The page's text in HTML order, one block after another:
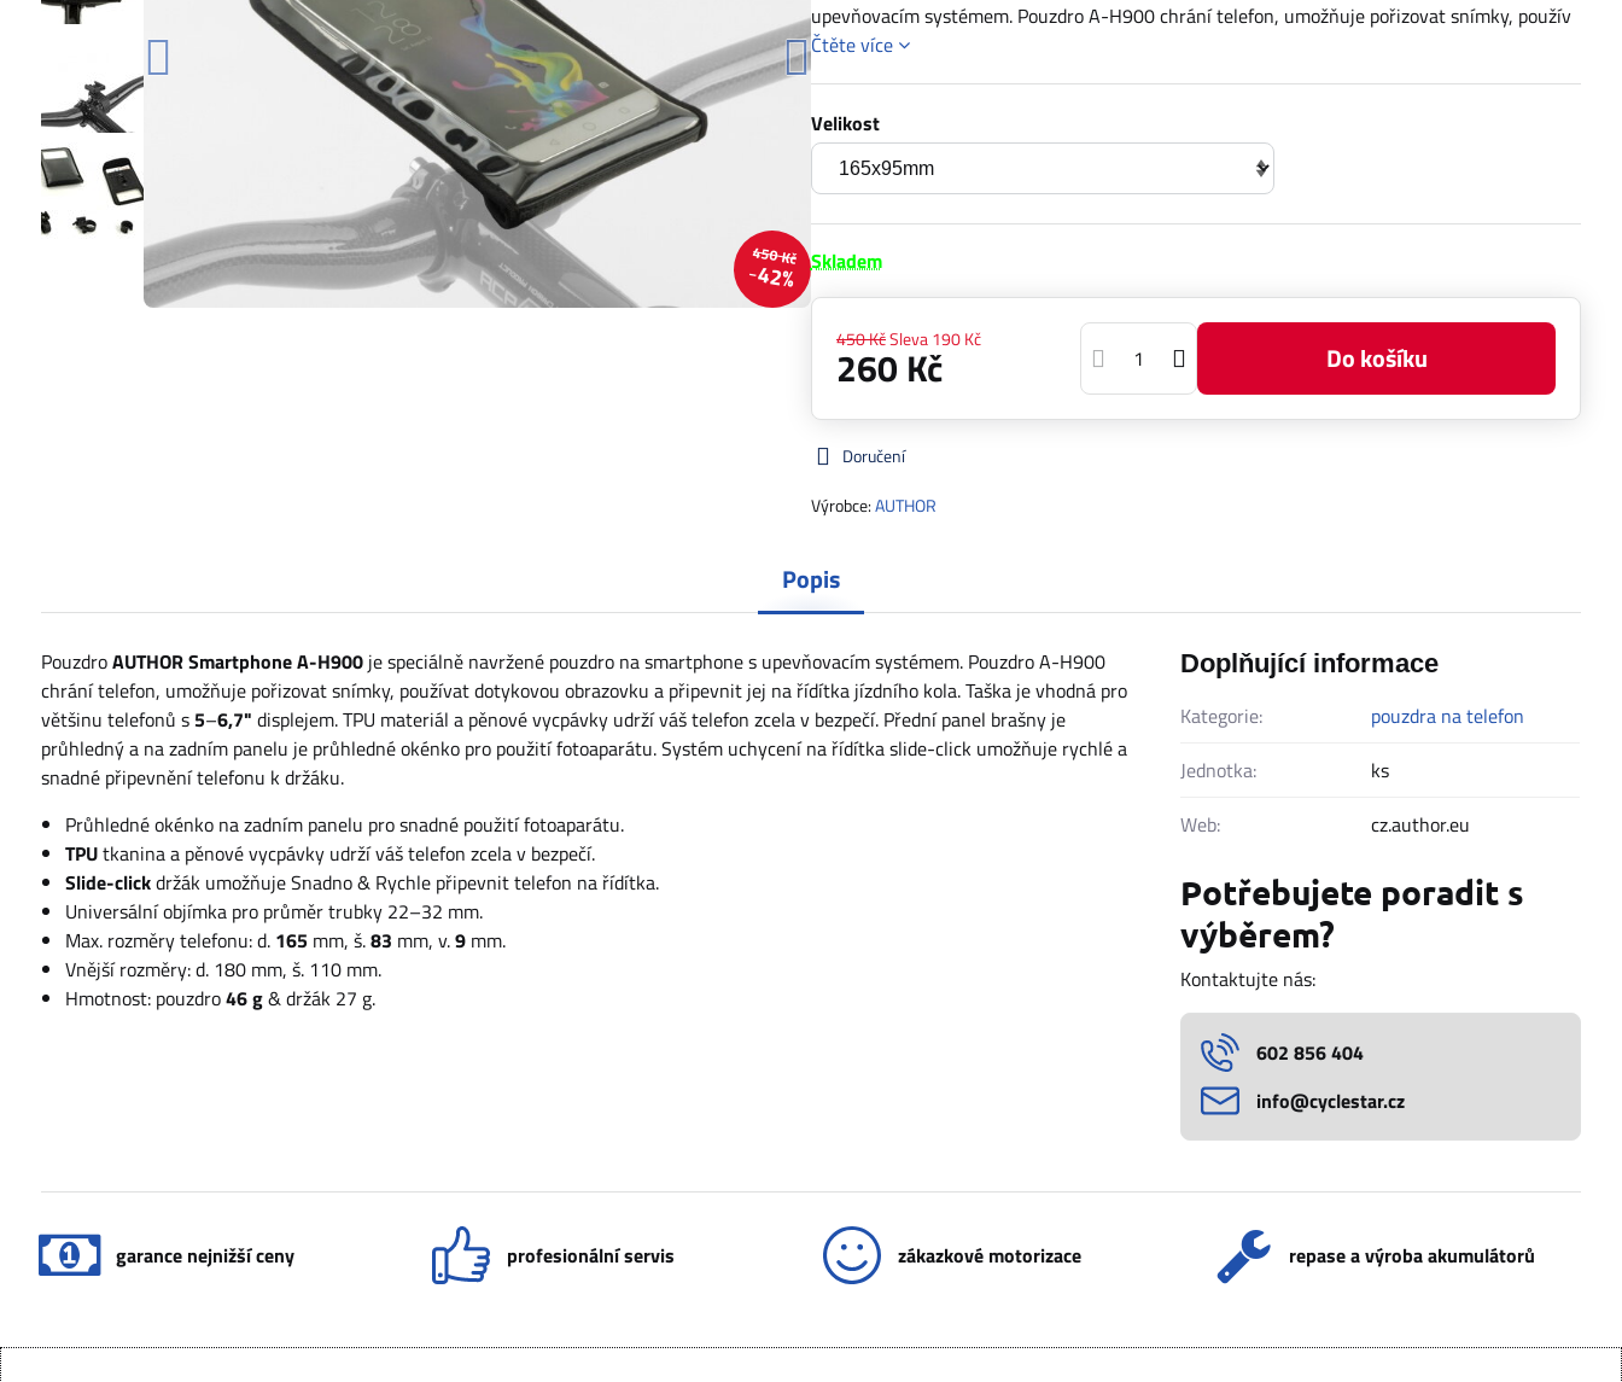
450 Kč
42%
upevňovacím systémem. Pouzdro A-H900 chrání telefon, umožňuje pořizovat snímky, použív
Čtěte více
Velikost
Skladem
450 KčSleva190 Kč
260 Kč Do košíku
Doručení
Výrobce:AUTHOR
Popis
PouzdroAUTHOR Smartphone A-H900je speciálně navržené pouzdro na smartphone s upevňovacím systémem. Pouzdro A-H900
chrání telefon, umožňuje pořizovat snímky, používat dotykovou obrazovku a připevnit jej na řídítka jízdního kola. Taška je vhodná pro
většinu telefonů s5–6,7" displejem. TPU materiál a pěnové vycpávky udrží váš telefon zcela v bezpečí. Přední panel brašny je
průhledný a na zadním panelu je průhledné okénko pro použití fotoaparátu. Systém uchycení na řídítka slide-click umožňuje rychlé a
snadné připevnění telefonu k držáku.
Průhledné okénko na zadním panelu pro snadné použití fotoaparátu.
TPUtkanina a pěnové vycpávky udrží váš telefon zcela v bezpečí.
Slide-clickdržák umožňuje Snadno & Rychle připevnit telefon na řídítka.
Universální objímka pro průměr trubky 22–32 mm.
Max. rozměry telefonu: d. 165 mm, š.83 mm, v.9 mm.
Vnější rozměry: d. 180 mm, š. 110 mm.
Hmotnost: pouzdro46 g& držák 27 g.
Doplňující informace
Kategorie:
pouzdra na telefon
Jednotka:
ks
Web:
cz.author.eu
Potřebujete poradit s
výběrem?
Kontaktujte nás:
602 856 404
info​@cyclestar​.cz
garance nejnižší ceny profesionální servis zákazkové motorizace repase a výroba akumulátorů